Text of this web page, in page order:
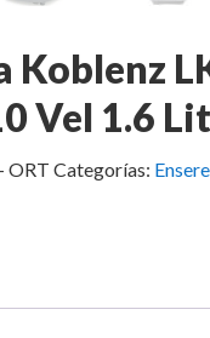
Koblenz
Vel 1.6
ORT Categorías: